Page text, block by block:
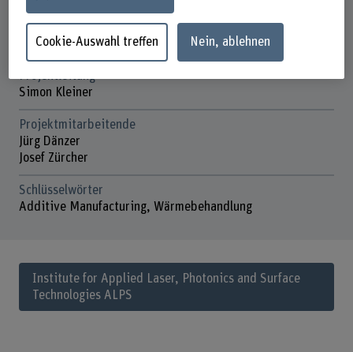
Laufzeit (geplant)
01.01.2018 - 31.12.2019
Simon Kleiner
Projektmitarbeitende
Jürg Dänzer
Josef Zürcher
Schlüsselwörter
Additive Manufacturing, Wärmebehandlung
Institute for Applied Laser, Photonics and Surface
Technologies ALPS
Cookie-Auswahl treffen Nein, ablehnen